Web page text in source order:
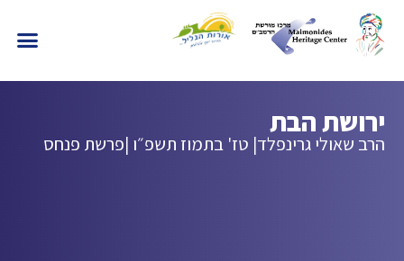
ירושת הבת
הרב שאולי גרינפלד| טז' בתמוז תשפ״ו |פרשת פנחס